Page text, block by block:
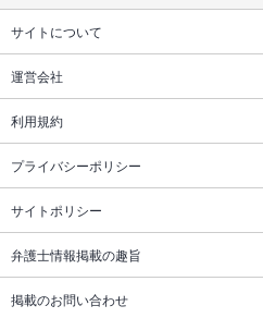
サイトについて
運営会社
利用規約
プライバシーポリシー
サイトポリシー
弁護士情報掲載の趣旨
掲載のお問い合わせ